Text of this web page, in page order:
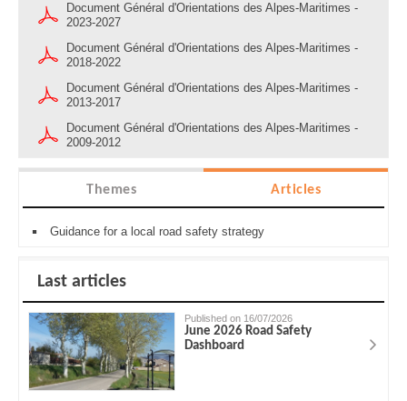
Document Général d'Orientations des Alpes-Maritimes -
2023-2027
Document Général d'Orientations des Alpes-Maritimes -
2018-2022
Document Général d'Orientations des Alpes-Maritimes -
2013-2017
Document Général d'Orientations des Alpes-Maritimes -
2009-2012
Themes Articles
Guidance for a local road safety strategy
Last articles
Published on 16/07/2026
June 2026 Road Safety
Dashboard